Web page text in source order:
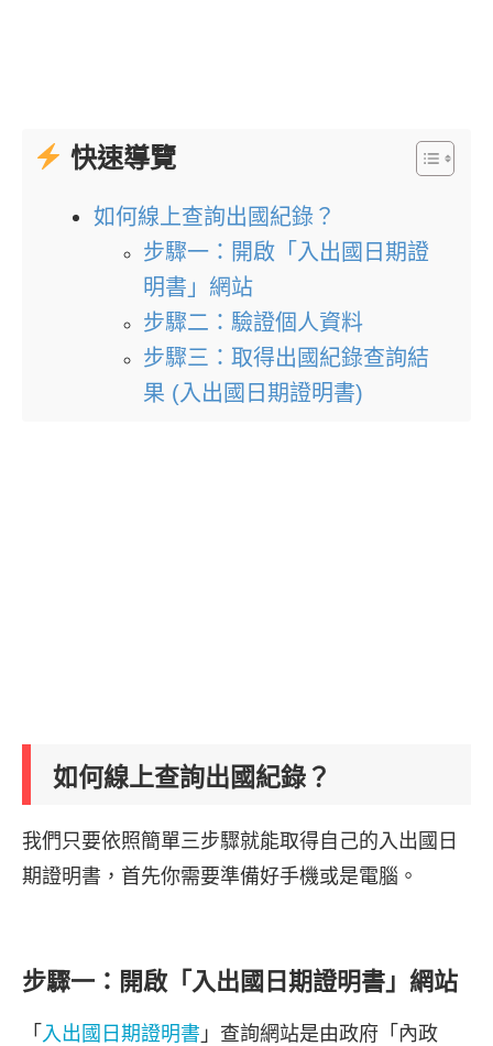
快速導覽
如何線上查詢出國紀錄？
步驟一：開啟「入出國日期證
明書」網站
步驟二：驗證個人資料
步驟三：取得出國紀錄查詢結
果 (入出國日期證明書)
如何線上查詢出國紀錄？
我們只要依照簡單三步驟就能取得自己的入出國日
期證明書，首先你需要準備好手機或是電腦。
步驟一：開啟「入出國日期證明書」網站
「 入出國日期證明書 」查詢網站是由政府「內政